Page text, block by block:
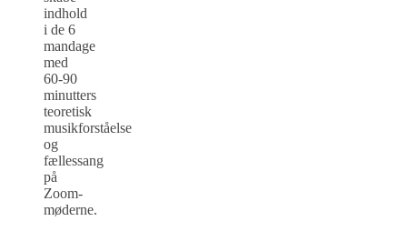
indhold
i de 6
mandage
med
60-90
minutters
teoretisk
musikforståelse
og
fællessang
på
Zoom-
møderne.